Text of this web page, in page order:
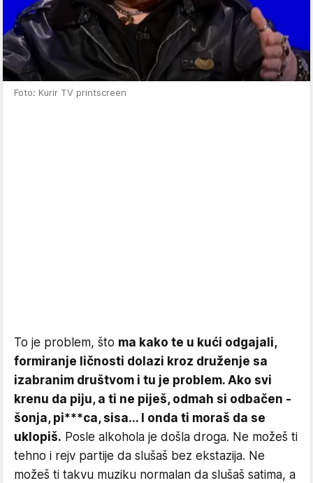
Foto: Kurir TV printscreen
To je problem, što ma kako te u kući odgajali,
formiranje ličnosti dolazi kroz druženje sa
izabranim društvom i tu je problem. Ako svi
krenu da piju, a ti ne piješ, odmah si odbačen -
šonja, pi***ca, sisa... I onda ti moraš da se
uklopiš. Posle alkohola je došla droga. Ne možeš ti
tehno i rejv partije da slušaš bez ekstazija. Ne
možeš ti takvu muziku normalan da slušaš satima, a